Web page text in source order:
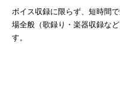
ボイス収録に限らず、短時間
場全般（歌録り・楽器収録な
す。